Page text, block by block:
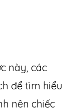
này, các
để tìm hiểu
nên chiếc